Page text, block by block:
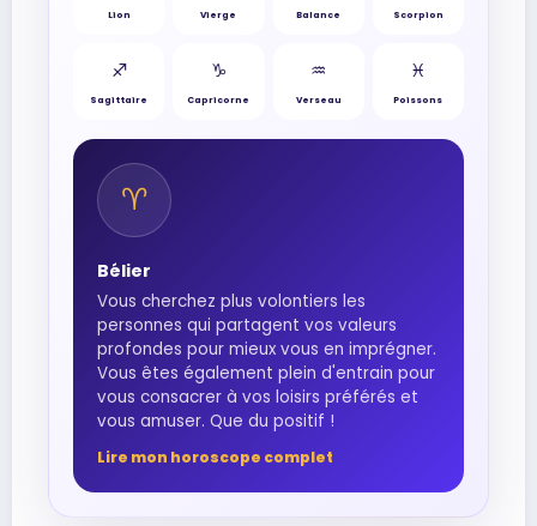
Lion Vierge Balance Scorpion
♐︎
Sagittaire
♑︎
Capricorne
♒︎
Verseau
♓︎
Poissons
♈︎
Bélier
Vous cherchez plus volontiers les
personnes qui partagent vos valeurs
profondes pour mieux vous en imprégner.
Vous êtes également plein d'entrain pour
vous consacrer à vos loisirs préférés et
vous amuser. Que du positif !
Lire mon horoscope complet